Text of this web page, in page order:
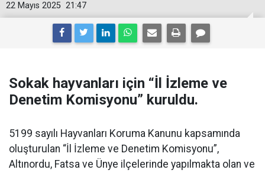
21:47
22 Mayıs 2025
Sokak hayvanları için “İl İzleme ve
Denetim Komisyonu” kuruldu.
5199 sayılı Hayvanları Koruma Kanunu kapsamında
oluşturulan “İl İzleme ve Denetim Komisyonu”,
Altınordu, Fatsa ve Ünye ilçelerinde yapılmakta olan ve